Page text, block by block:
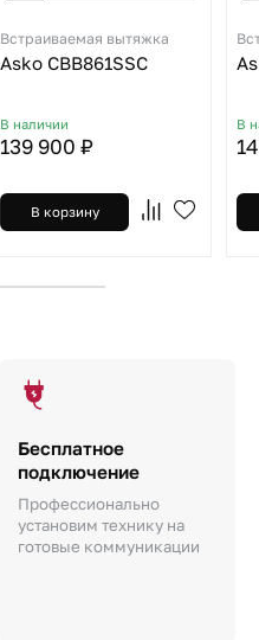
Встраиваемая вытяжка
Asko CBB861SSC
В наличии
139 900 ₽
В корзину
В
Бесплатное
подключение
Профессионально
установим технику на
готовые коммуникации